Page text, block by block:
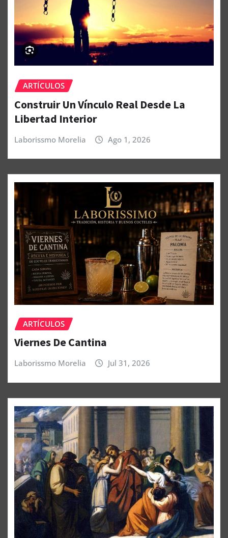
ARTÍCULOS
Construir Un Vínculo Real Desde La
Libertad Interior
Laborissmo Morelia Ago 1, 2026
ARTÍCULOS
Viernes De Cantina
Laborissmo Morelia Jul 31, 2026